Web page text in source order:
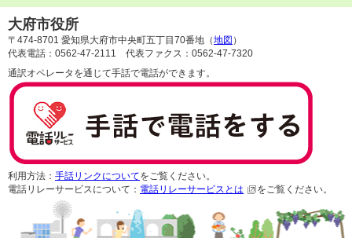
大府市役所
〒474-8701 愛知県大府市中央町五丁目70番地（地図 ）
代表電話：0562-47-2111 代表ファクス：0562-47-7320
通訳オペレータを通じて手話で電話ができます。
利用方法： 手話リンクについてをご覧ください。
電話リレーサービスについて： 電話リレーサービスとは をご覧ください。